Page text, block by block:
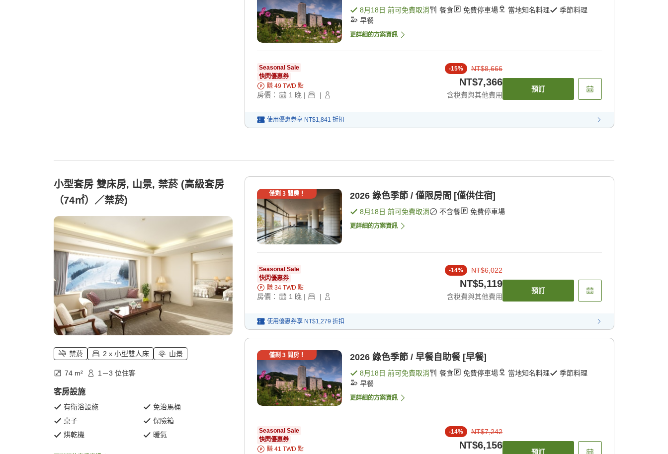
8月18日 前可免費取消 餐食 免費停車場 當地知名料理
季節料理
早餐
更詳細的方案資訊
Seasonal Sale
快閃優惠券
賺 49 TWD 點
房價： 1 晚 | |
-15% NT$8,666
NT$7,366
含稅費與其他費用
預訂
使用優惠券享 NT$1,841 折扣
小型套房 雙床房, 山景, 禁菸 (高級套房
（74㎡）／禁菸)
禁菸 2 x 小型雙人床 山景
74 m² 1－3 位住客
客房設施
有衛浴設施
免治馬桶
桌子
保險箱
烘乾機
暖氣
僅剩 3間房！ 2026 綠色季節 / 僅限房間 [僅供住宿]
8月18日 前可免費取消 不含餐 免費停車場
更詳細的方案資訊
Seasonal Sale
快閃優惠券
賺 34 TWD 點
房價： 1 晚 | |
-14% NT$6,022
NT$5,119
含稅費與其他費用
預訂
使用優惠券享 NT$1,279 折扣
僅剩 3間房！ 2026 綠色季節 / 早餐自助餐 [早餐]
8月18日 前可免費取消 餐食 免費停車場 當地知名料理
季節料理
早餐
更詳細的方案資訊
Seasonal Sale
快閃優惠券
賺 41 TWD 點
-14% NT$7,242
NT$6,156
預訂